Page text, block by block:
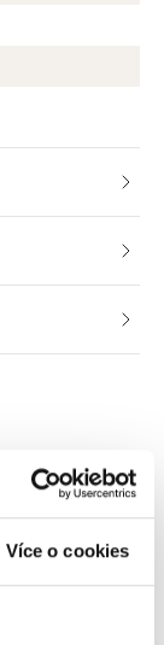
Více o cookies